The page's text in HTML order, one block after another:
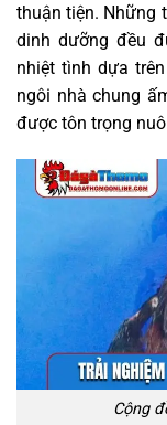
thuận tiện. Những
dinh dưỡng đều
nhiệt tình dựa
ngôi nhà chung
được tôn trọng
Cộng